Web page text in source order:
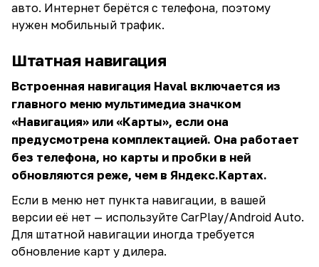
авто. Интернет берётся с телефона, поэтому
нужен мобильный трафик.
Штатная навигация
Встроенная навигация Haval включается из
главного меню мультимедиа значком
«Навигация» или «Карты», если она
предусмотрена комплектацией. Она работает
без телефона, но карты и пробки в ней
обновляются реже, чем в Яндекс.Картах.
Если в меню нет пункта навигации, в вашей
версии её нет — используйте CarPlay/Android Auto.
Для штатной навигации иногда требуется
обновление карт у дилера.